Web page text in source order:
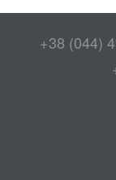
+38 (044)